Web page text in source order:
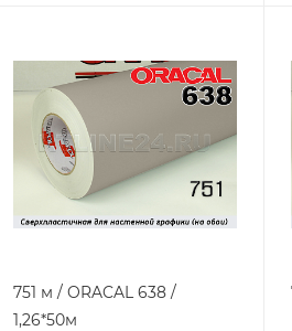
751 м / ORACAL 638 /
1,26*50м